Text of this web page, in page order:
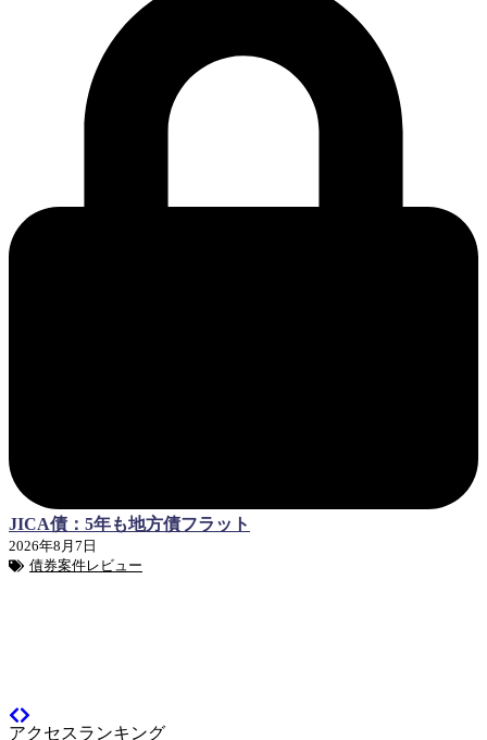
JICA債：5年も地方債フラット
2026年8月7日
債券案件レビュー
アクセスランキング